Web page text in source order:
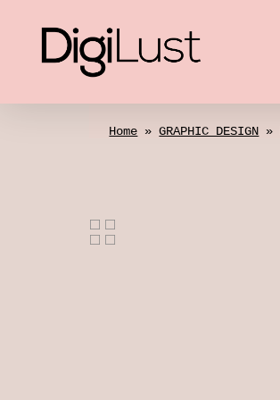
Home » GRAPHIC DESIGN »